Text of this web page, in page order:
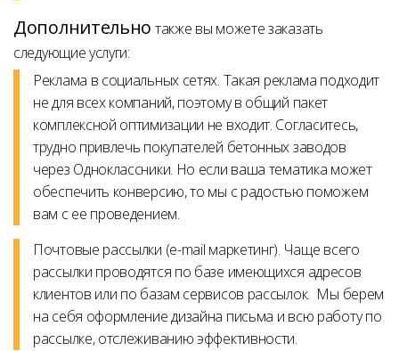
Дополнительно также вы можете заказать
следующие услуги:
Реклама в социальных сетях. Такая реклама подходит
не для всех компаний, поэтому в общий пакет
комплексной оптимизации не входит. Согласитесь,
трудно привлечь покупателей бетонных заводов
через Одноклассники. Но если ваша тематика может
обеспечить конверсию, то мы с радостью поможем
вам с ее проведением.
Почтовые рассылки (e-mail маркетинг). Чаще всего
рассылки проводятся по базе имеющихся адресов
клиентов или по базам сервисов рассылок. Мы берем
на себя оформление дизайна письма и всю работу по
рассылке, отслеживанию эффективности.